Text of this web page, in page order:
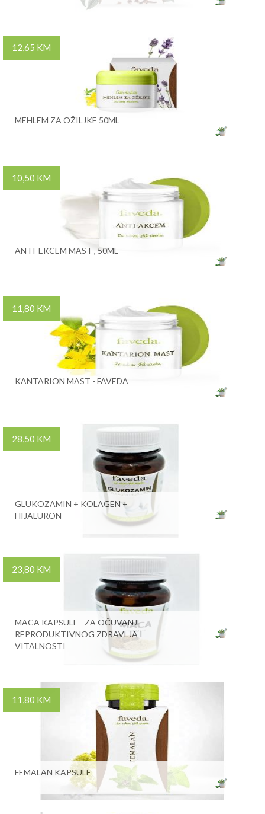
12,65 KM
MEHLEM ZA OŽILJKE 50ML
10,50 KM
ANTI-EKCEM MAST , 50ML
11,80 KM
KANTARION MAST - FAVEDA
28,50 KM
GLUKOZAMIN + KOLAGEN +
HIJALURON
23,80 KM
MACA KAPSULE - ZA OČUVANJE
REPRODUKTIVNOG ZDRAVLJA I
VITALNOSTI
11,80 KM
FEMALAN KAPSULE